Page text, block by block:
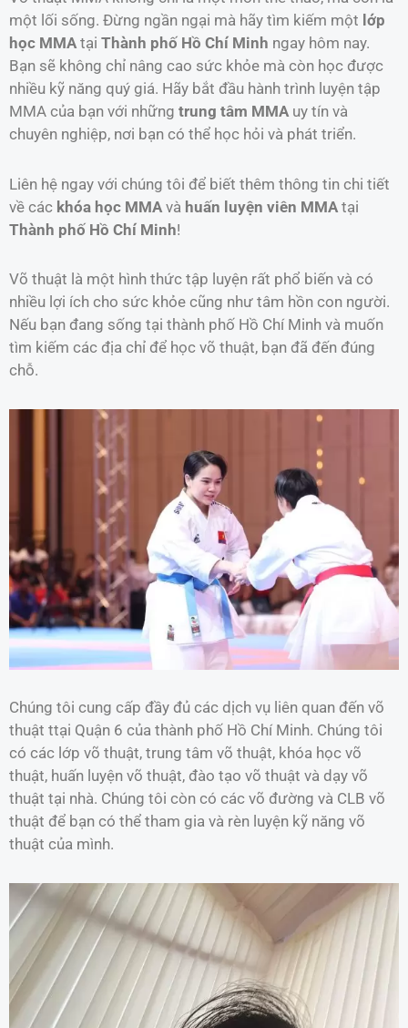
một lối sống. Đừng ngần ngại mà hãy tìm kiếm một lớp
học MMA tại Thành phố Hồ Chí Minh ngay hôm nay.
Bạn sẽ không chỉ nâng cao sức khỏe mà còn học được
nhiều kỹ năng quý giá. Hãy bắt đầu hành trình luyện tập
MMA của bạn với những trung tâm MMA uy tín và
chuyên nghiệp, nơi bạn có thể học hỏi và phát triển.
Liên hệ ngay với chúng tôi để biết thêm thông tin chi tiết
về các khóa học MMA và huấn luyện viên MMA tại
Thành phố Hồ Chí Minh!
Võ thuật là một hình thức tập luyện rất phổ biến và có
nhiều lợi ích cho sức khỏe cũng như tâm hồn con người.
Nếu bạn đang sống tại thành phố Hồ Chí Minh và muốn
tìm kiếm các địa chỉ để học võ thuật, bạn đã đến đúng
chỗ.
Chúng tôi cung cấp đầy đủ các dịch vụ liên quan đến võ
thuật ttại Quận 6 của thành phố Hồ Chí Minh. Chúng tôi
có các lớp võ thuật, trung tâm võ thuật, khóa học võ
thuật, huấn luyện võ thuật, đào tạo võ thuật và dạy võ
thuật tại nhà. Chúng tôi còn có các võ đường và CLB võ
thuật để bạn có thể tham gia và rèn luyện kỹ năng võ
thuật của mình.